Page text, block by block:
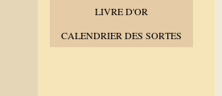
LIVRE D'OR
CALENDRIER DES SORTES